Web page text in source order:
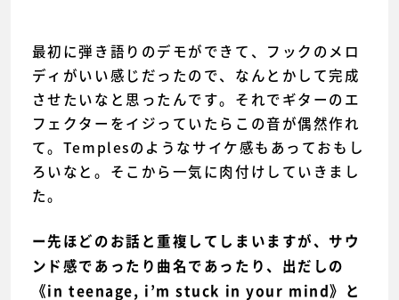
最初に弾き語りのデモができて、フックのメロ
ディがいい感じだったので、なんとかして完成
させたいなと思ったんです。それでギターのエ
フェクターをイジっていたらこの音が偶然作れ
て。Templesのようなサイケ感もあっておもし
ろいなと。そこから一気に肉付けしていきまし
た。
ー先ほどのお話と重複してしまいますが、サウ
ンド感であったり曲名であったり、出だしの
《in teenage, i’m stuck in your mind》と